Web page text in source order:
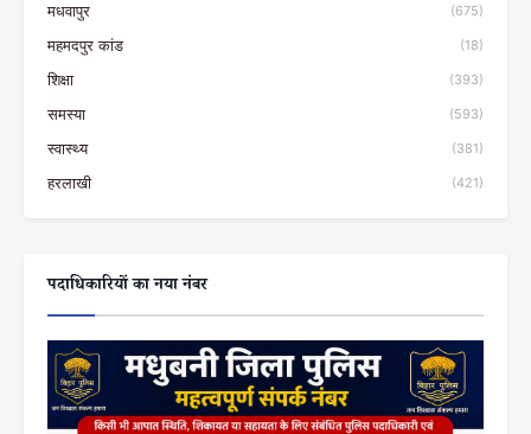
मधवापुर (675)
महमदपुर कांड (18)
शिक्षा (393)
समस्या (593)
स्वास्थ्य (381)
हरलाखी (421)
पदाधिकारियों का नया नंबर